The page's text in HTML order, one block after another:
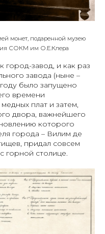
монет, подаренной музею
СОКМ им О.Е.Клера
город-завод, и как раз
завода (ныне –
было запущено
времени
плат и затем,
двора, важнейшего
которого
города – Вилим де
придал совсем
горной столице.